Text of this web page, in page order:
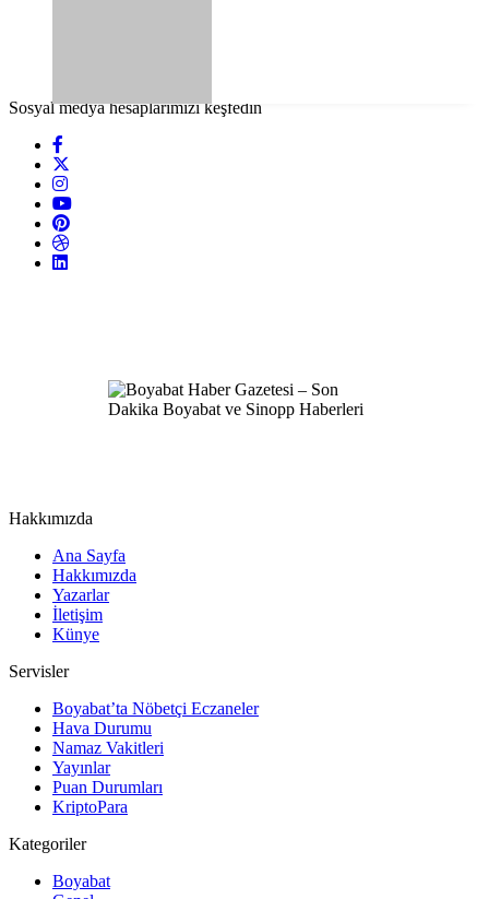
Sosyal medya hesaplarımızı keşfedin
Hakkımızda
Ana Sayfa
Hakkımızda
Yazarlar
İletişim
Künye
Servisler
Boyabat’ta Nöbetçi Eczaneler
Hava Durumu
Namaz Vakitleri
Yayınlar
Puan Durumları
KriptoPara
Kategoriler
Boyabat